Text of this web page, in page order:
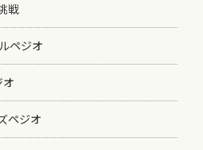
戦
ペジオ
ペジオ